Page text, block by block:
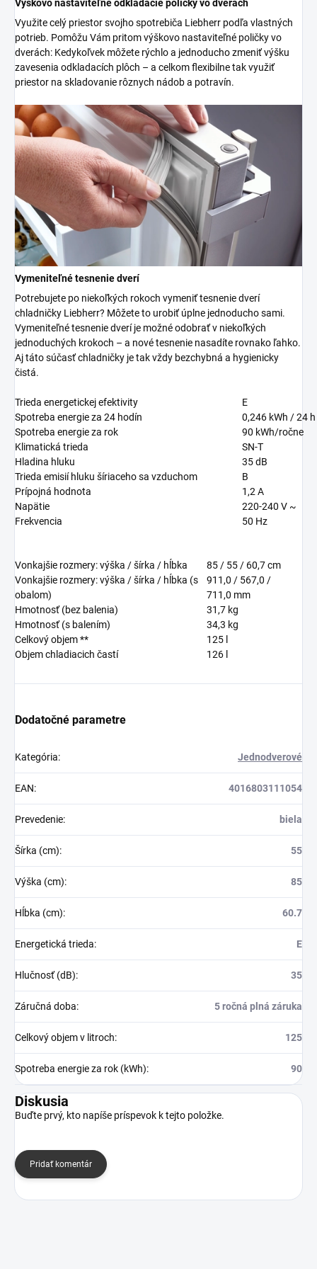
Výškovo nastaviteľné odkladacie poličky vo dverách
Využite celý priestor svojho spotrebiča Liebherr podľa vlastných
potrieb. Pomôžu Vám pritom výškovo nastaviteľné poličky vo
dverách: Kedykoľvek môžete rýchlo a jednoducho zmeniť výšku
zavesenia odkladacích plôch – a celkom flexibilne tak využiť
priestor na skladovanie rôznych nádob a potravín.
Vymeniteľné tesnenie dverí
Potrebujete po niekoľkých rokoch vymeniť tesnenie dverí
chladničky Liebherr? Môžete to urobiť úplne jednoducho sami.
Vymeniteľné tesnenie dverí je možné odobrať v niekoľkých
jednoduchých krokoch – a nové tesnenie nasadíte rovnako ľahko.
Aj táto súčasť chladničky je tak vždy bezchybná a hygienicky
čistá.
Trieda energetickej efektivity
E
Spotreba energie za 24 hodín
0,246 kWh / 24 h
Spotreba energie za rok
90 kWh/ročne
Klimatická trieda
SN-T
Hladina hluku
35dB
Trieda emisií hluku šíriaceho sa vzduchom
B
Prípojná hodnota
1,2 A
Napätie
220-240 V ~
Frekvencia
50 Hz
Vonkajšie rozmery: výška / šírka / hĺbka 85 / 55 / 60,7cm
Vonkajšie rozmery: výška / šírka / hĺbka (s
obalom)
911,0 / 567,0 /
711,0 mm
Hmotnosť (bez balenia)
31,7 kg
Hmotnosť (s balením)
34,3 kg
Celkový objem **
125
Objem chladiacich častí
126
Dodatočné parametre
Kategória: Jednodverové
EAN: 4016803111054
Prevedenie: biela
Šírka (cm): 55
Výška (cm): 85
Hĺbka (cm): 60.7
Energetická trieda: E
Hlučnosť (dB): 35
Záručná doba: 5 ročná plná záruka
Celkový objem v litroch: 125
Spotreba energie za rok (kWh): 90
Diskusia
Buďte prvý, kto napíše príspevok k tejto položke.
Pridať komentár